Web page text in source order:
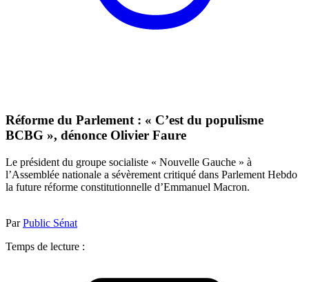
Réforme du Parlement : « C’est du populisme
BCBG », dénonce Olivier Faure
Le président du groupe socialiste « Nouvelle Gauche » à
l’Assemblée nationale a sévèrement critiqué dans Parlement Hebdo
la future réforme constitutionnelle d’Emmanuel Macron.
ParPublic Sénat
Temps de lecture :